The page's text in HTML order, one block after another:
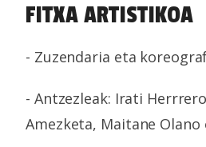
FITXA ARTISTIKOA
- Zuzendaria eta
- Antzezleak: Irati
Amezketa, Maitane Olano